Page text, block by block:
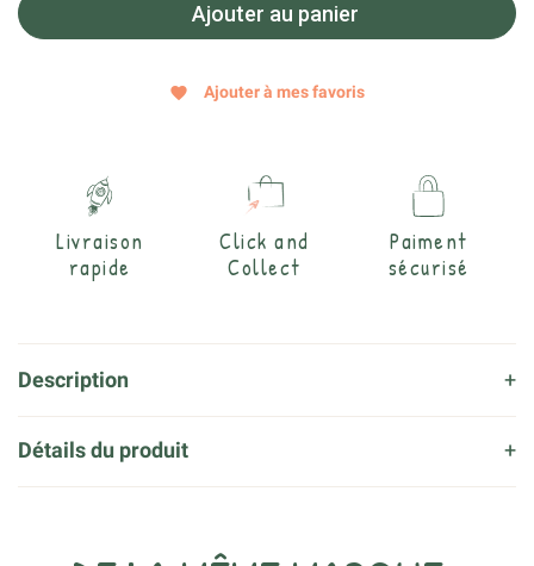
Ajouter au panier
favorite Ajouter à mes favoris
Livraison
rapide
Click and
Collect
Paiment
sécurisé
Description
Détails du produit